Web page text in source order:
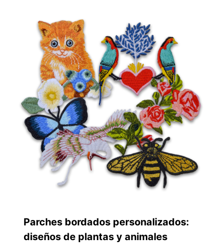
Parches bordados personalizados:
diseños de plantas y animales